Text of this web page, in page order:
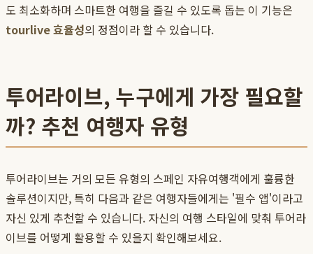
도 최소화하며 스마트한 여행을 즐길 수 있도록 돕는 이 기능은
tourlive 효율성의 정점이라 할 수 있습니다.
투어라이브, 누구에게 가장 필요할
까? 추천 여행자 유형
투어라이브는 거의 모든 유형의 스페인 자유여행객에게 훌륭한
솔루션이지만, 특히 다음과 같은 여행자들에게는 '필수 앱'이라고
자신 있게 추천할 수 있습니다. 자신의 여행 스타일에 맞춰 투어라
이브를 어떻게 활용할 수 있을지 확인해보세요.